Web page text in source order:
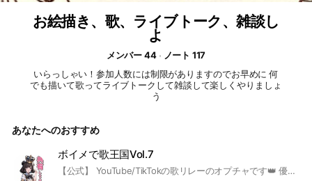
お絵描き、歌、ライブトーク、雑談し
よ
メンバー 44
ノート 117
いらっしゃい！参加人数には制限がありますのでお早めに 何
でも描いて歌ってライブトークして雑談して楽しくやりましょ
う
あなたへのおすすめ
ボイメで歌王国Vol.7
【公式】 YouTube/TikTokの歌リレーのオプチャです👑 優里ちゃんねる出演‼️ 創設者 はるよよ スピナ 歌のテスト